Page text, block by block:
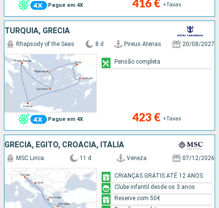
Pague em 4X 416 € +Taxas
TURQUIA, GRÉCIA
Pague em 4X
Rhapsody of the Seas 8 d Pireus Atenas 20/08/2027
423 € +Taxas
Pensão completa
GRÉCIA, EGITO, CROÁCIA, ITÁLIA
MSC Lirica 11 d Veneza 07/12/2026
CRIANÇAS GRÁTIS ATÉ 12 ANOS
Clube infantil desde os 3 anos
Reserve com 50€